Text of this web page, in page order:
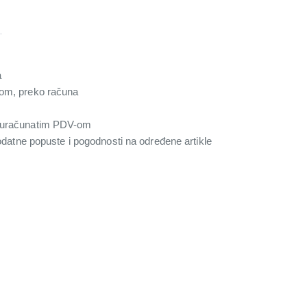
preko računa
PDV-om
popuste i pogodnosti na određene artikle